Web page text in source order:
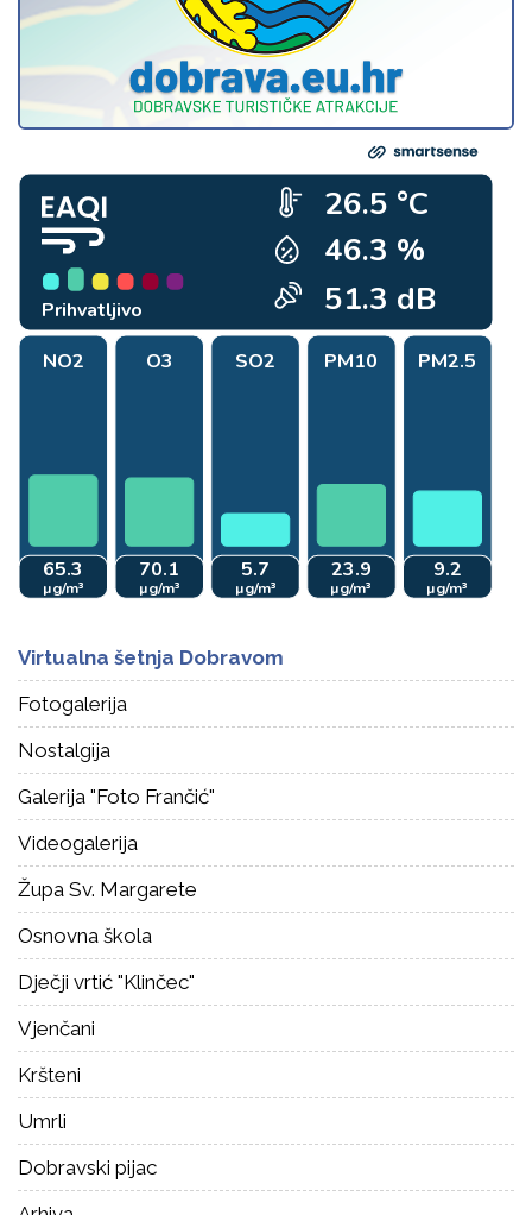
Virtualna šetnja Dobravom
Fotogalerija
Nostalgija
Galerija "Foto Frančić"
Videogalerija
Župa Sv. Margarete
Osnovna škola
Dječji vrtić "Klinčec"
Vjenčani
Kršteni
Umrli
Dobravski pijac